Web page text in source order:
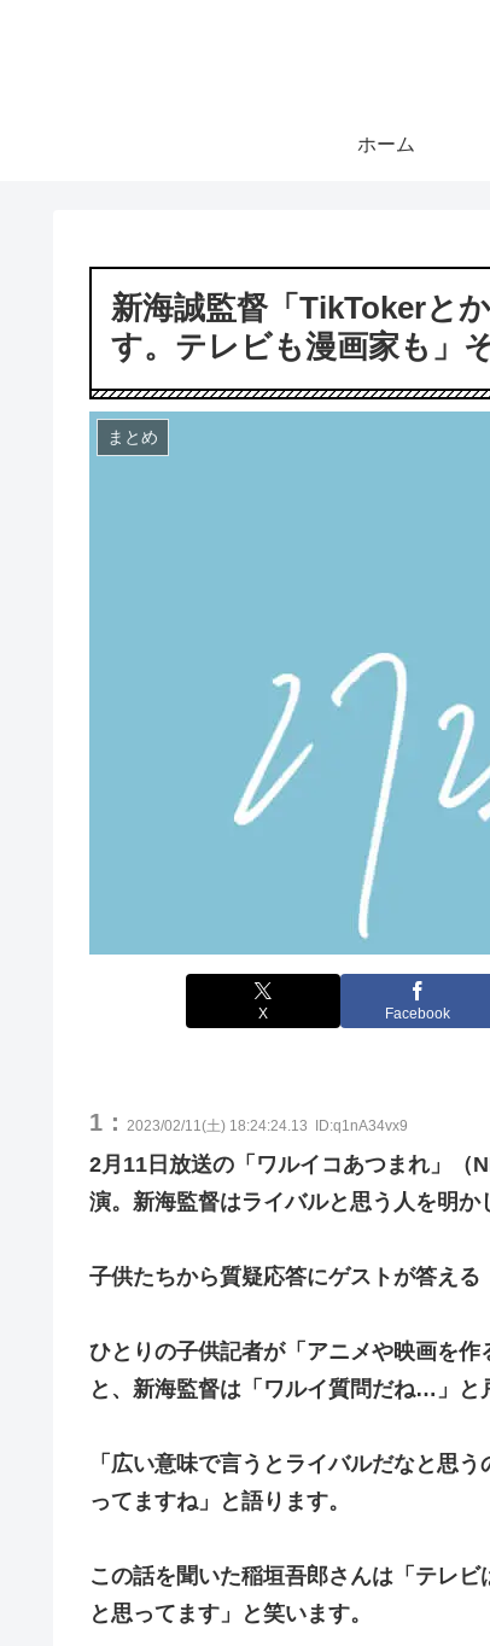
ホーム
新海誠監督「TikTokerと
す。テレビも漫画家も」
まとめ
X Facebook
1： 2023/02/11(土) 18:24:24.13 ID:q1nA34vx9
2月11日放送の「ワルイコあつまれ」（
演。新海監督はライバルと思う人を明か
子供たちから質疑応答にゲストが答える
ひとりの子供記者が「アニメや映画を
と、新海監督は「ワルイ質問だね…」と
「広い意味で言うとライバルだなと思
ってますね」と語ります。
この話を聞いた稲垣吾郎さんは「テレ
と思ってます」と笑います。